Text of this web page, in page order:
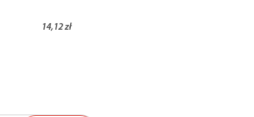
14,12 zł